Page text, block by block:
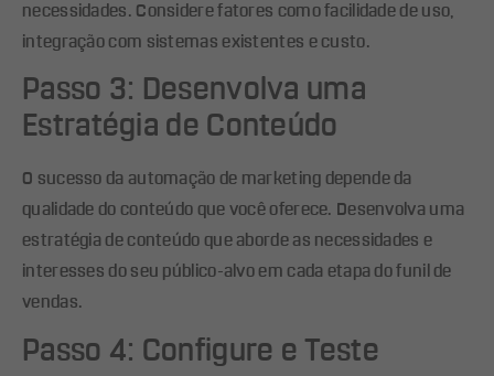
necessidades. Considere fatores como facilidade de uso,
integração com sistemas existentes e custo.
Passo 3: Desenvolva uma
Estratégia de Conteúdo
O sucesso da automação de marketing depende da
qualidade do conteúdo que você oferece. Desenvolva uma
estratégia de conteúdo que aborde as necessidades e
interesses do seu público-alvo em cada etapa do funil de
vendas.
Passo 4: Configure e Teste